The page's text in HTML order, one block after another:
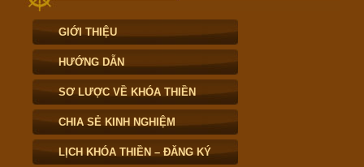
GIỚI THIỆU
HƯỚNG DẪN
SƠ LƯỢC VỀ KHÓA THIỀN
CHIA SẺ KINH NGHIỆM
LỊCH KHÓA THIỀN – ĐĂNG KÝ